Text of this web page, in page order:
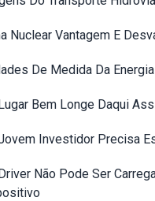
Nuclear Vantagem E
De Medida Da Energia
Bem Longe Daqui
Investidor Precisa
Não Pode Ser